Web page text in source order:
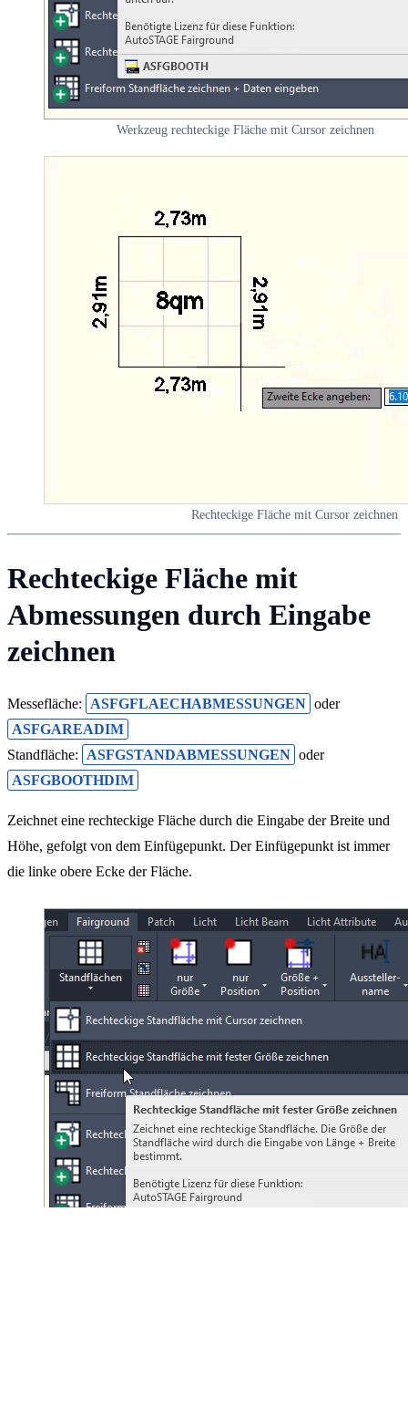
Werkzeug rechteckige Fläche mit Cursor zeichnen
Rechteckige Fläche mit Cursor zeichnen
Rechteckige Fläche mit
Abmessungen durch Eingabe
zeichnen
Messefläche: ASFGFLAECHABMESSUNGEN oder
ASFGAREADIM
Standfläche:
ASFGSTANDABMESSUNGEN oder
ASFGBOOTHDIM
Zeichnet eine rechteckige Fläche durch die Eingabe der Breite und
Höhe, gefolgt von dem Einfügepunkt. Der Einfügepunkt ist immer
die linke obere Ecke der Fläche.